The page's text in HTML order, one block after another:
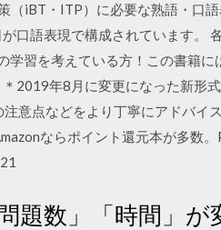
（iBT・ITP）に必要な熟語・口
口語表現で構成されています。
習を考えている方！この書籍に
2019年8月に変更になった新形
意点などをより丁寧にアドバイ
ならポイント還元本が多数
題数」「時間」が